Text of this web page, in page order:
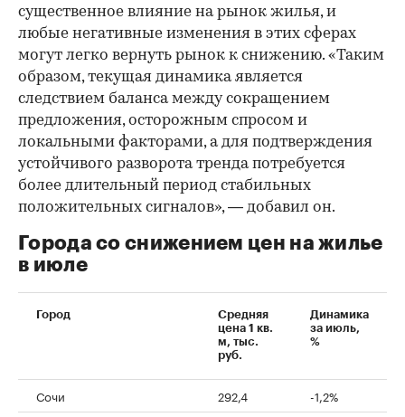
существенное влияние на рынок жилья, и
любые негативные изменения в этих сферах
могут легко вернуть рынок к снижению. «Таким
образом, текущая динамика является
следствием баланса между сокращением
предложения, осторожным спросом и
локальными факторами, а для подтверждения
устойчивого разворота тренда потребуется
более длительный период стабильных
положительных сигналов», — добавил он.
Города со снижением цен на жилье
в июле
Город
Средняя
цена 1 кв.
м, тыс.
руб.
Динамика
за июль,
%
Сочи 292,4
-1,2%